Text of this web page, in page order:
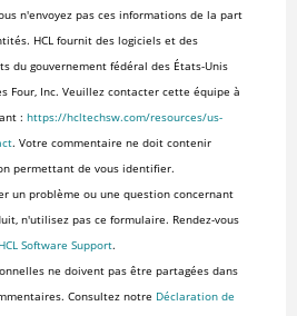
n'envoyez pas ces informations de la part
HCL fournit des logiciels et des
du gouvernement fédéral des États-Unis
Four, Inc. Veuillez contacter cette équipe à
: https://hcltechsw.com/resources/us-
. Votre commentaire ne doit contenir
permettant de vous identifier.
un problème ou une question concernant
n'utilisez pas ce formulaire. Rendez-vous
HCL Software Support.
ne doivent pas être partagées dans
Consultez notre Déclaration de